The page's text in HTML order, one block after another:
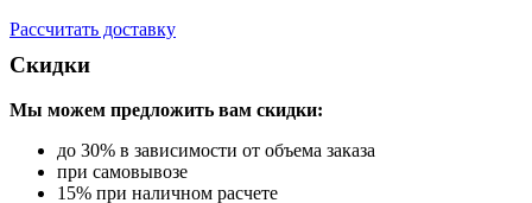
Рассчитать доставку
Скидки
Мы можем предложить вам скидки:
до 30% в зависимости от объема заказа
при самовывозе
15% при наличном расчете